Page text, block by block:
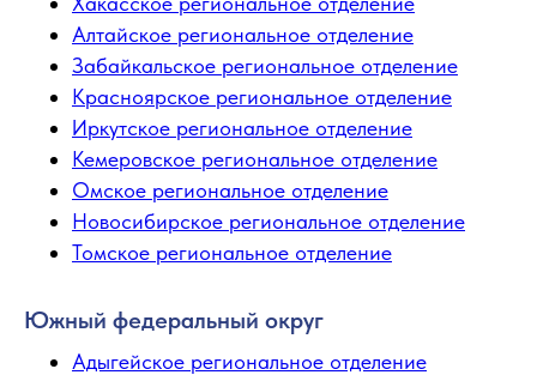
Алтайское региональное отделение
Забайкальское региональное отделение
Красноярское региональное отделение
Иркутское региональное отделение
Кемеровское региональное отделение
Омское региональное отделение
Новосибирское региональное отделение
Томское региональное отделение
Южный федеральный округ
Адыгейское региональное отделение